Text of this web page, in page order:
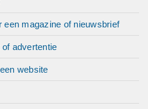
magazine of nieuwsbrief
advertentie
website